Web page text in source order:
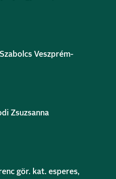
Veszprém-
Zsuzsanna
gör. kat. esperes,